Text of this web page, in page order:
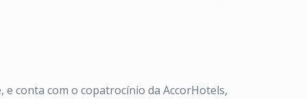
conta com o copatrocínio da AccorHotels,